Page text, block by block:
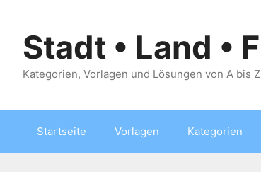
Stadt • Land •
Kategorien, Vorlagen und Lösungen von A bis
Startseite Vorlagen Kategorien